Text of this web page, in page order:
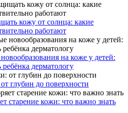
кожу от солнца: какие
работают
на коже у детей:
ребёнка дерматологу
глубин до поверхности
старение кожи: что важно знать